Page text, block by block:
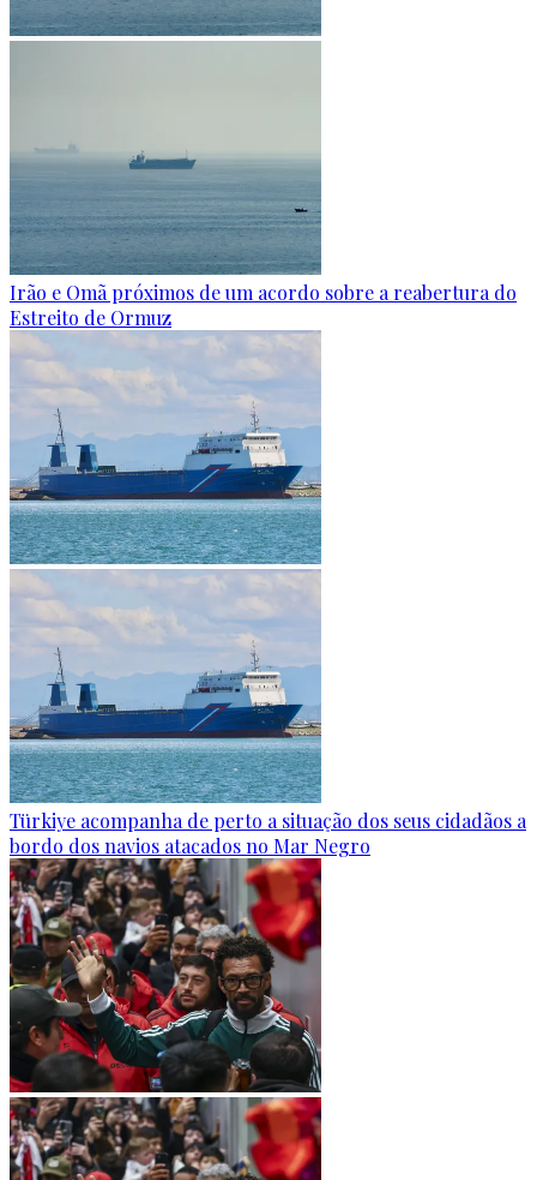
Irão e Omã próximos de um acordo sobre a reabertura do
Estreito de Ormuz
Türkiye acompanha de perto a situação dos seus cidadãos a
bordo dos navios atacados no Mar Negro